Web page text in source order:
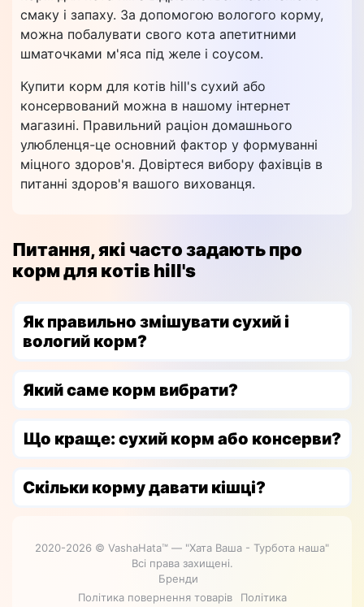
смаку і запаху. За допомогою вологого корму,
можна побалувати свого кота апетитними
шматочками м'яса під желе і соусом.
Купити корм для котів hill's сухий або
консервований можна в нашому інтернет
магазині. Правильний раціон домашнього
улюбленця-це основний фактор у формуванні
міцного здоров'я. Довіртеся вибору фахівців в
питанні здоров'я вашого вихованця.
Питання, які часто задають про
корм для котів hill's
Як правильно змішувати сухий і
вологий корм?
Який саме корм вибрати?
Що краще: сухий корм або консерви?
Скільки корму давати кішці?
2020-2026 © VashaHata™ — "Хата Ваша - Турбота наша"
Всі права захищені.
Бренди
Політика повернення товарів
Політика